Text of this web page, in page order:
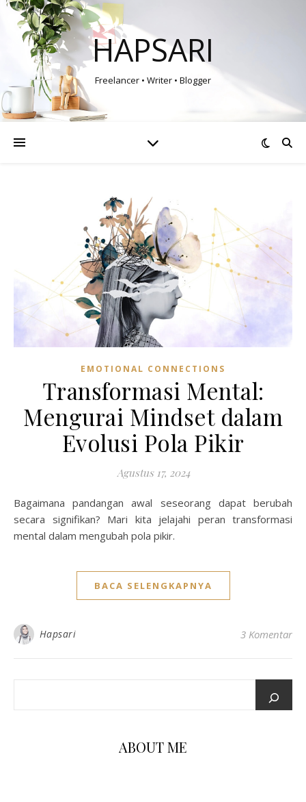
HAPSARI
Freelancer • Writer • Blogger
EMOTIONAL CONNECTIONS
Transformasi Mental:
Mengurai Mindset dalam
Evolusi Pola Pikir
Agustus 17, 2024
Bagaimana pandangan awal seseorang dapat berubah
secara signifikan? Mari kita jelajahi peran transformasi
mental dalam mengubah pola pikir.
BACA SELENGKAPNYA
Hapsari 3 Komentar
ABOUT ME